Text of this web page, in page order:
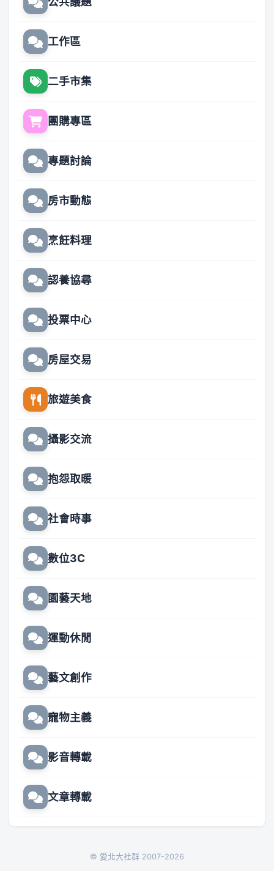
工作區
二手市集
團購專區
專題討論
房市動態
烹飪料理
認養協尋
投票中心
房屋交易
旅遊美食
攝影交流
抱怨取暖
社會時事
數位3C
園藝天地
運動休閒
藝文創作
寵物主義
影音轉載
文章轉載
© 愛北大社群 2007-2026